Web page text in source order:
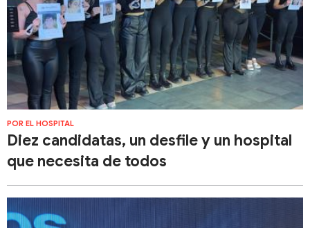
POR EL HOSPITAL
Diez candidatas, un desfile y un hospital
que necesita de todos